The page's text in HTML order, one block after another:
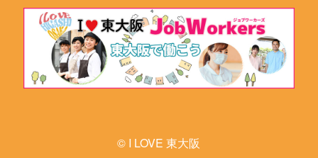
© I LOVE 東大阪